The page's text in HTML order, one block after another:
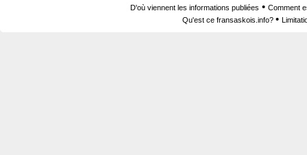
D'où viennent les informations publiées • Comment
Qu'est ce fransaskois.info? •